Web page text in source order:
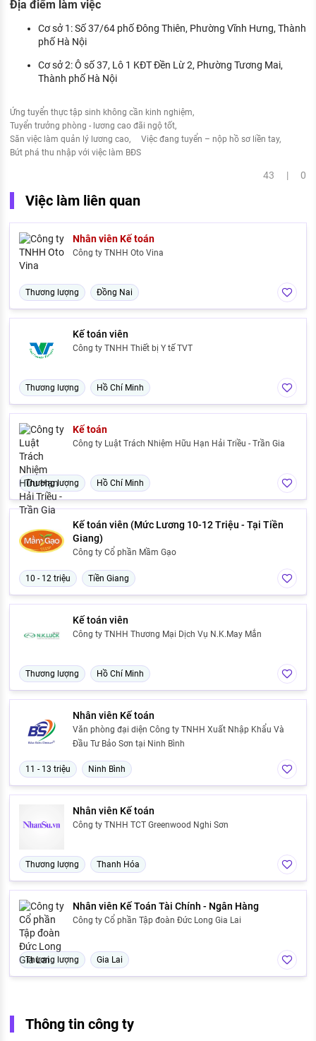
Địa điểm làm việc
Cơ sở 1: Số 37/64 phố Đông Thiên, Phường Vĩnh Hưng, Thành
phố Hà Nội
Cơ sở 2: Ô số 37, Lô 1 KĐT Đền Lừ 2, Phường Tương Mai,
Thành phố Hà Nội
Ứng tuyển thực tập sinh không cần kinh nghiệm
Tuyển trưởng phòng - lương cao đãi ngộ tốt
Săn việc làm quản lý lương cao
Việc đang tuyển – nộp hồ sơ liền tay
Bứt phá thu nhập với việc làm BĐS
43 | 0
Việc làm liên quan
Nhân viên Kế toán
Công ty TNHH Oto Vina
Thương lượng Đồng Nai
Kế toán viên
Công ty TNHH Thiết bị Y tế TVT
Thương lượng Hồ Chí Minh
Kế toán
Công ty Luật Trách Nhiệm Hữu Hạn Hải Triều - Trần Gia
Thương lượng Hồ Chí Minh
Kế toán viên (Mức Lương 10-12 Triệu - Tại Tiền
Giang)
Công ty Cổ phần Mầm Gạo
10 - 12 triệu Tiền Giang
Kế toán viên
Công ty TNHH Thương Mại Dịch Vụ N.K.May Mắn
Thương lượng Hồ Chí Minh
Nhân viên Kế toán
Văn phòng đại diện Công ty TNHH Xuất Nhập Khẩu Và
Đầu Tư Bảo Sơn tại Ninh Bình
11 - 13 triệu Ninh Bình
Nhân viên Kế toán
Công ty TNHH TCT Greenwood Nghi Sơn
Thương lượng Thanh Hóa
Nhân viên Kế Toán Tài Chính - Ngân Hàng
Công ty Cổ phần Tập đoàn Đức Long Gia Lai
Thương lượng Gia Lai
Thông tin công ty